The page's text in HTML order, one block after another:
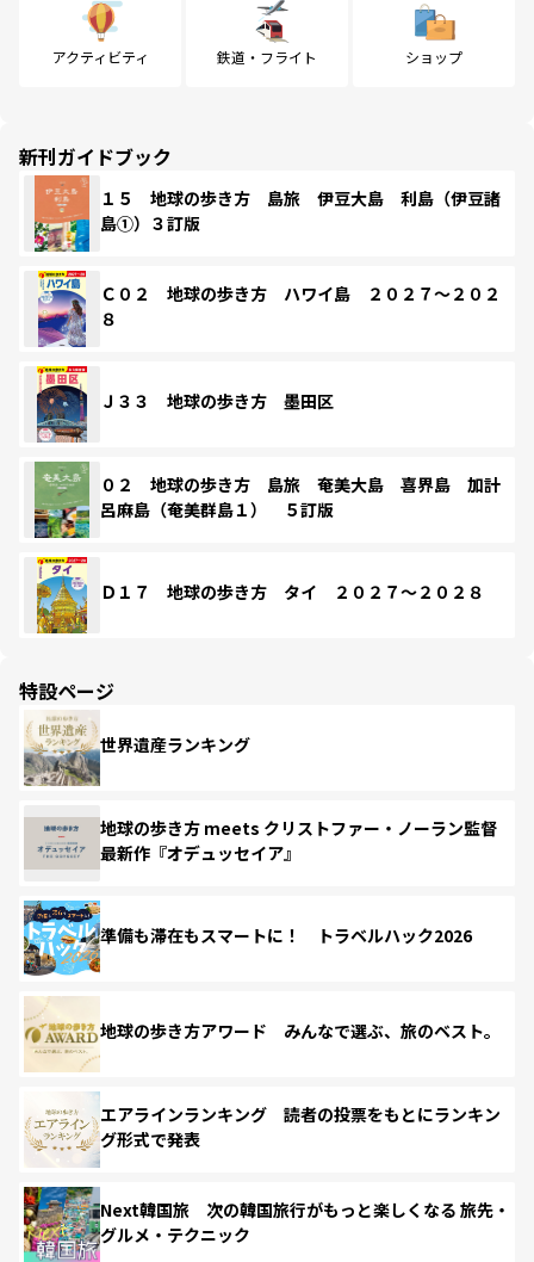
アクティビティ 鉄道・フライト ショップ
新刊ガイドブック
１５ 地球の歩き方 島旅 伊豆大島 利島（伊豆諸
島①）３訂版
Ｃ０２ 地球の歩き方 ハワイ島 ２０２７～２０２
８
Ｊ３３ 地球の歩き方 墨田区
０２ 地球の歩き方 島旅 奄美大島 喜界島 加計
呂麻島（奄美群島１） ５訂版
Ｄ１７ 地球の歩き方 タイ ２０２７～２０２８
特設ページ
世界遺産ランキング
地球の歩き方 meets クリストファー・ノーラン監督
最新作『オデュッセイア』
準備も滞在もスマートに！ トラベルハック2026
地球の歩き方アワード みんなで選ぶ、旅のベスト。
エアラインランキング 読者の投票をもとにランキン
グ形式で発表
Next韓国旅 次の韓国旅行がもっと楽しくなる 旅先・
グルメ・テクニック